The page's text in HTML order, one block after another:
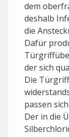
dem
deshalb
die
Dafür
der sich
Die
passen
Der in die